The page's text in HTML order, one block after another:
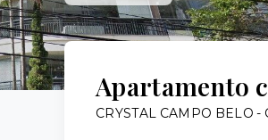
Apartamento
CRYSTAL CAMPO BELO -